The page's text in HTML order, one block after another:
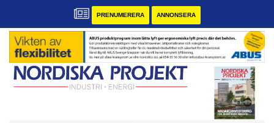
PRENUMERERA ANNONSERA